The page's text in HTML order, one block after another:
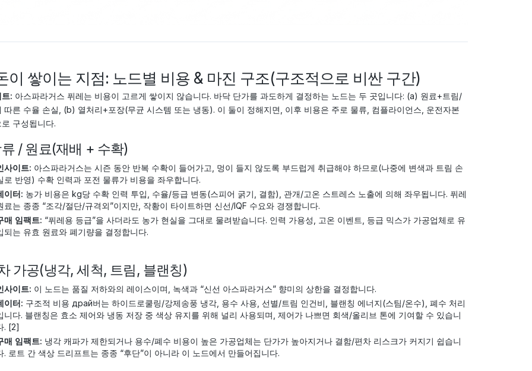
이 쌓이는 지점: 노드별 비용 & 마진 구조(구조적으로 비싼 구간)
: 아스파라거스 퓌레는 비용이 고르게 쌓이지 않습니다. 바닥 단가를 과도하게 결정하는 노드는 두 곳입니다: (a) 원료+트림/
따른 수율 손실, (b) 열처리+포장(무균 시스템 또는 냉동). 이 둘이 정해지면, 이후 비용은 주로 물류, 컴플라이언스, 운전자본
구성됩니다.
류 / 원료(재배 + 수확)
사이트: 아스파라거스는 시즌 동안 반복 수확이 들어가고, 멍이 들지 않도록 부드럽게 취급해야 하므로(나중에 변색과 트림 손
로 반영) 수확 인력과 포전 물류가 비용을 좌우합니다.
이터: 농가 비용은 kg당 수확 인력 투입, 수율/등급 변동(스피어 굵기, 결함), 관개/고온 스트레스 노출에 의해 좌우됩니다. 퓌레
료는 종종 “조각/절단/규격외”이지만, 작황이 타이트하면 신선/IQF 수요와 경쟁합니다.
매 임팩트: “퓌레용 등급”을 사더라도 농가 현실을 그대로 물려받습니다. 인력 가용성, 고온 이벤트, 등급 믹스가 가공업체로 유
되는 유효 원료와 폐기량을 결정합니다.
가공(냉각, 세척, 트림, 블랜칭)
사이트: 이 노드는 품질 저하와의 레이스이며, 녹색과 “신선 아스파라거스” 향미의 상한을 결정합니다.
이터: 구조적 비용 драй버는 하이드로쿨링/강제송풍 냉각, 용수 사용, 선별/트림 인건비, 블랜칭 에너지(스팀/온수), 폐수 처리
니다. 블랜칭은 효소 제어와 냉동 저장 중 색상 유지를 위해 널리 사용되며, 제어가 나쁘면 회색/올리브 톤에 기여할 수 있습니
. [2]
매 임팩트: 냉각 캐파가 제한되거나 용수/폐수 비용이 높은 가공업체는 단가가 높아지거나 결함/편차 리스크가 커지기 쉽습니
. 로트 간 색상 드리프트는 종종 “후단”이 아니라 이 노드에서 만들어집니다.